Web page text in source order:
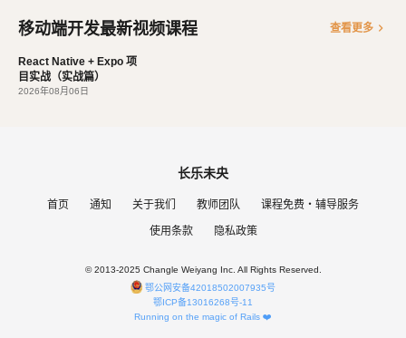
移动端开发最新视频课程 查看更多 chevron_right
React Native + Expo 项
目实战（实战篇）
2026年08月06日
长乐未央
首页 通知 关于我们 教师团队 课程免费・辅导服务
使用条款 隐私政策
© 2013-2025 Changle Weiyang Inc. All Rights Reserved.
鄂公网安备42018502007935号
鄂ICP备13016268号-11
Running on the magic of Rails ❤️